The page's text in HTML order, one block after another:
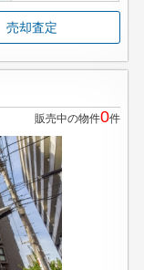
売却査定
販売中の物件0件